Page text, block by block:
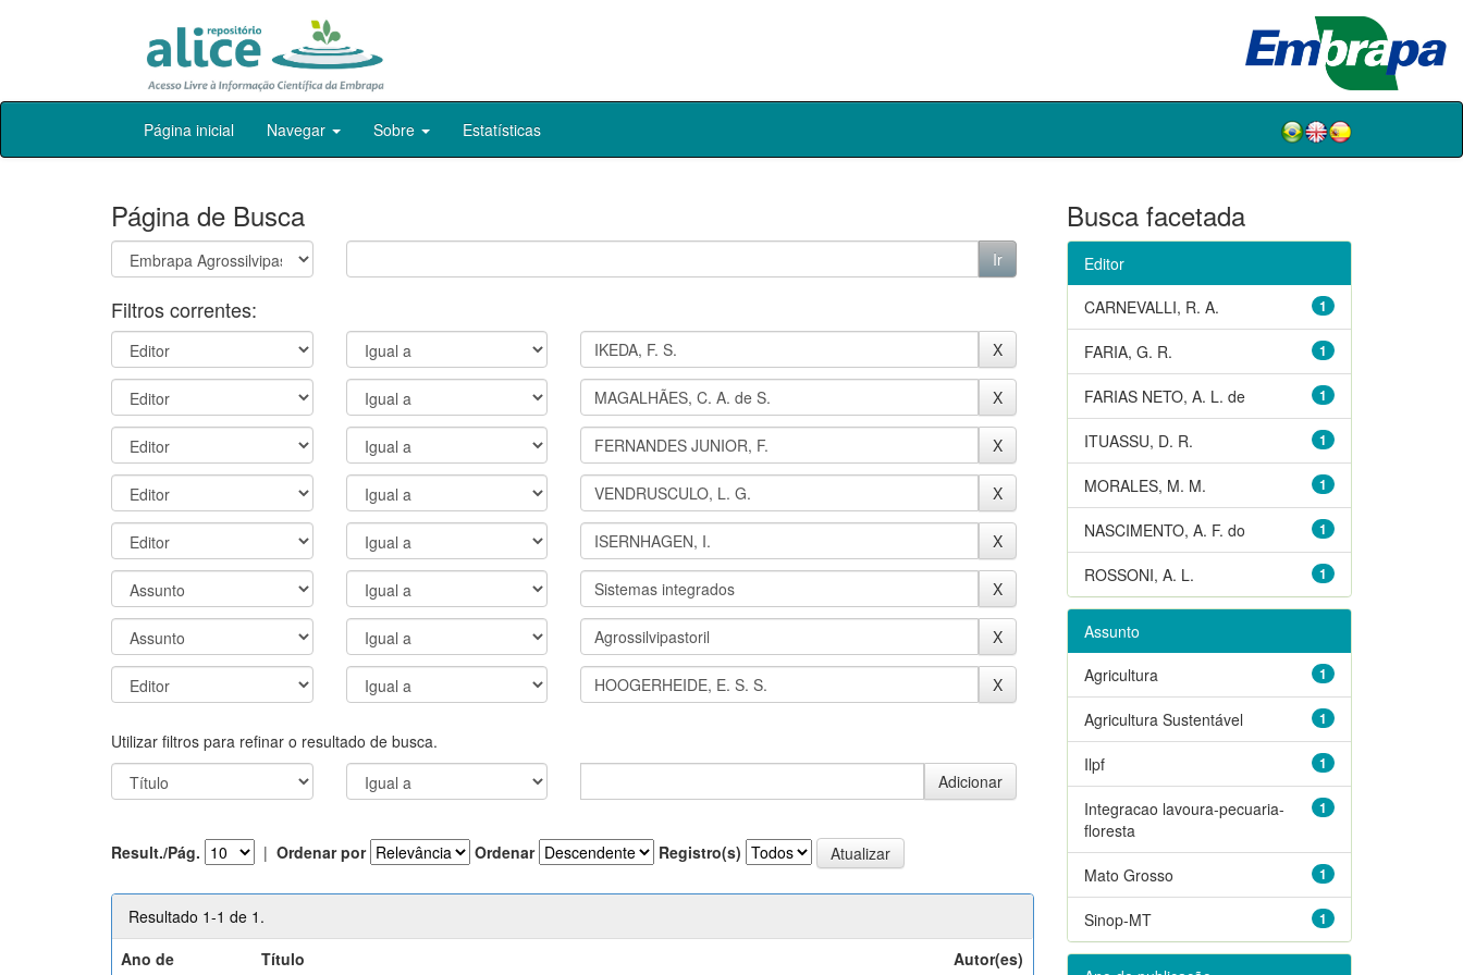
Skip
Página inicial Navegar Sobre Estatísticas
Página de Busca
Filtros correntes:
Utilizar filtros para refinar o resultado de busca.
Result./Pág. | Ordenar por Ordenar Registro(s)
Resultado 1-1 de 1.
Ano de
Título Autor(es)
Busca facetada
Editor
1
CARNEVALLI, R. A.
1
FARIA, G. R.
1
FARIAS NETO, A. L. de
1
ITUASSU, D. R.
1
MORALES, M. M.
1
NASCIMENTO, A. F. do
1
ROSSONI, A. L.
Assunto
1
Agricultura
1
Agricultura Sustentável
1
Ilpf
1
Integracao lavoura-pecuaria-
floresta
1
Mato Grosso
1
Sinop-MT